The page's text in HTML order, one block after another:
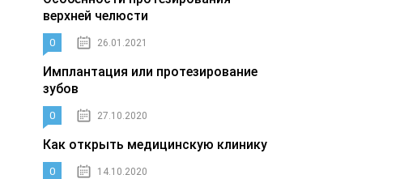
верхней челюсти
0 26.01.2021
Имплантация или протезирование
зубов
0 27.10.2020
Как открыть медицинскую клинику
0 14.10.2020